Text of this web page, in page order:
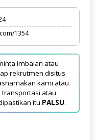
1354
imbalan atau
rekrutmen disitus
kami atau
atau
itu PALSU.